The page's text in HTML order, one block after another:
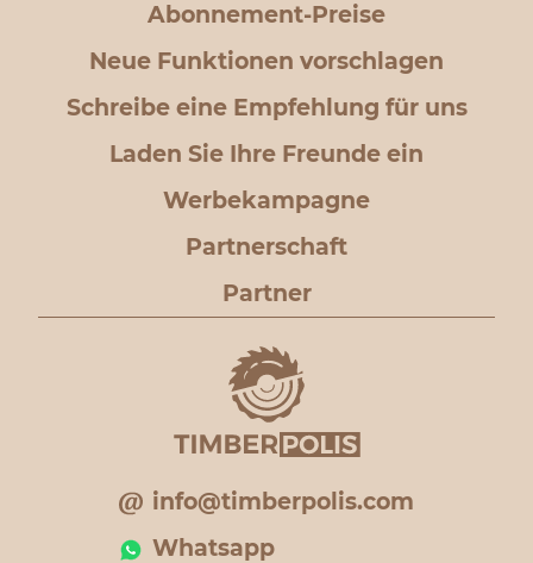
Abonnement-Preise
Neue Funktionen vorschlagen
Schreibe eine Empfehlung für uns
Laden Sie Ihre Freunde ein
Werbekampagne
Partnerschaft
Partner
info@timberpolis.com
Whatsapp